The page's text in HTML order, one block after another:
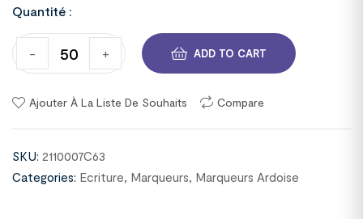
Quantité :
- + ADD TO CART
Ajouter À La Liste De Souhaits Compare
SKU: 2110007C63
Categories: Ecriture, Marqueurs, Marqueurs Ardoise